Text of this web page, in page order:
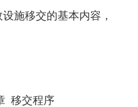
施移交的基本内容，
移交程序